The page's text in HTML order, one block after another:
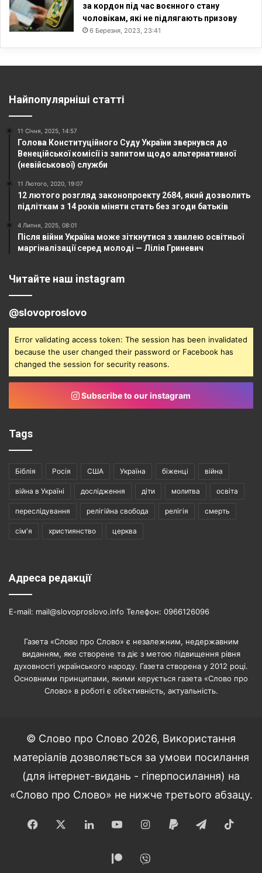
за кордон під час воєнного стану
чоловікам, які не підлягають призову
6 Березня, 2023, 23:41
Найпопулярніші статті
11 Січня, 2025, 14:57
Голова Конституційного Суду України звернувся до
Венеційської комісії із запитом щодо альтернативної
(невійськової) служби
11 Лютого, 2020, 19:07
12 лютого розгляд законопроекту 2684, який дозволить
підліткам з 14 років міняти стать без згоди батьків
4 Липня, 2025, 08:01
Після війни Україна може зіткнутися з хвилею освітньої
маргіналізації серед молоді — Лілія Гриневич
Читайте наш instagram
@slovoproslovo
Error validating access token: The session has been invalidated
because the user changed their password or Facebook has
changed the session for security reasons.
Subscribe to our instagram
Tags
Біблія Росія США Україна біженці війна
війна в Україні дослідження діти молитва освіта
переслідування релігійна свобода релігія смерть
сім'я християнство церква
Адреса редакції
E-mail: mail@slovoproslovo.info Телефон: 0966126096
Газета «Слово про Слово» є незалежним, недержавним
виданням, яке створене та діє з метою підвищення рівня
духовності українського народу. Газета створена у 2012 році.
Основними принципами, якими керується газета «Слово про
Слово» в роботі є об’єктивність, актуальність.
© Слово про Слово 2026, Використання
матеріалів дозволяється за умови посилання
(для інтернет-видань - гіперпосилання) на
«Слово про Слово» не нижче третього абзацу.
Facebook LinkedInYouTubeInstagram
Paypal Telegram
Patreon